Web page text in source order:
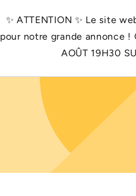
✨️ ATTENTION ✨️ Le site
pour notre grande annonce !
AOÛT 19H30